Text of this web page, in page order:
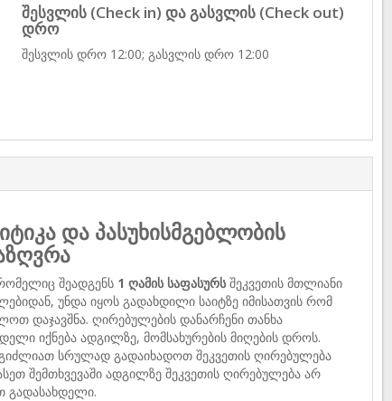
შესვლის (Check in) და გასვლის (Check out)
დრო
შესვლის დრო 12:00; გასვლის დრო 12:00
და პასუხისმგებლობის
შეადგენს 1 ღამის საფასურსშეკვეთის მთლიანი
უნდა იყოს გადახდილი საიტზე იმისათვის რომ
დაჯავშნა. ღირებულების დანარჩენი თანხა
იქნება ადგილზე, მომსახურების მიღების დროს.
სრულად გადაიხადოთ შეკვეთის ღირებულება
შემთხვევაში ადგილზე შეკვეთის ღირებულება არ
გადასახდელი.